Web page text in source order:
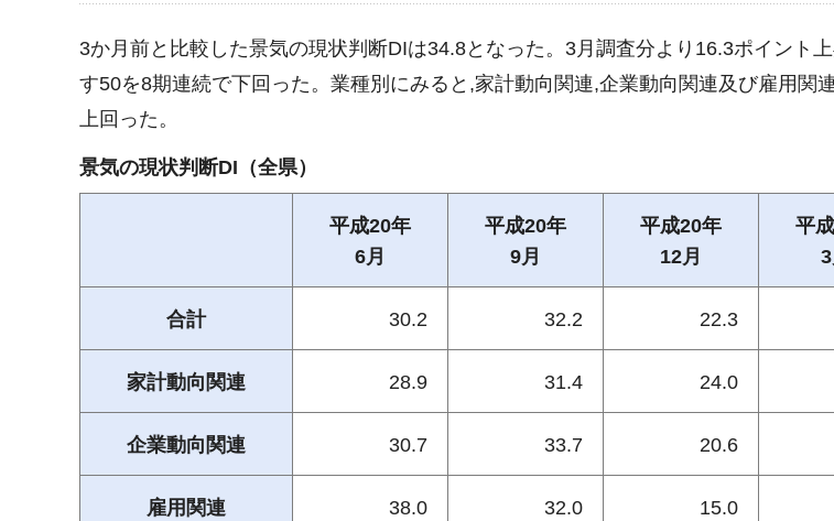
3か月前と比較した景気の現状判断DIは34.8となった。3月調査分より16.3ポイント
す50を8期連続で下回った。業種別にみると,家計動向関連,企業動向関連及び雇用関
上回った。
景気の現状判断DI（全県）
平成20年
6月
平成20年
9月
平成20年
12月
平
3
合計 30.2 32.2 22.3
家計動向関連 28.9 31.4 24.0
企業動向関連 30.7 33.7 20.6
雇用関連 38.0 32.0 15.0